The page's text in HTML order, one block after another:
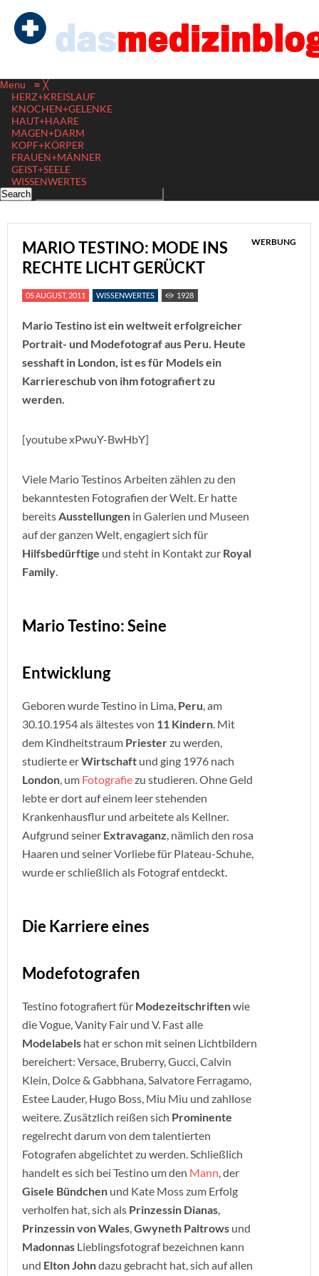
Menu ≡ ╳
HERZ+KREISLAUF
KNOCHEN+GELENKE
HAUT+HAARE
MAGEN+DARM
KOPF+KÖRPER
FRAUEN+MÄNNER
GEIST+SEELE
WISSENWERTES
MARIO TESTINO: MODE INS
RECHTE LICHT GERÜCKT
WERBUNG
05 AUGUST, 2011 WISSENWERTES 1928
Mario Testino ist ein weltweit erfolgreicher
Portrait- und Modefotograf aus Peru. Heute
sesshaft in London, ist es für Models ein
Karriereschub von ihm fotografiert zu
werden.
[youtube xPwuY-BwHbY]
Viele Mario Testinos Arbeiten zählen zu den
bekanntesten Fotografien der Welt. Er hatte
bereitsAusstellungen in Galerien und Museen
auf der ganzen Welt, engagiert sich für
Hilfsbedürftige und steht in Kontakt zur Royal
Family.
Mario Testino: Seine
Entwicklung
Geboren wurde Testino in Lima, Peru, am
30.10.1954 als ältestes von 11 Kindern. Mit
dem Kindheitstraum Priesterzu werden,
studierte erWirtschaft und ging 1976 nach
London, um Fotografiezu studieren. Ohne Geld
lebte er dort auf einem leer stehenden
Krankenhausflur und arbeitete als Kellner.
Aufgrund seiner Extravaganz, nämlich den rosa
Haaren und seiner Vorliebe für Plateau-Schuhe,
wurde er schließlich als Fotograf entdeckt.
Die Karriere eines
Modefotografen
Testino fotografiert für Modezeitschriftenwie
die Vogue, Vanity Fair und V. Fast alle
Modelabels hat er schon mit seinen Lichtbildern
bereichert: Versace, Bruberry, Gucci, Calvin
Klein, Dolce & Gabbhana, Salvatore Ferragamo,
Estee Lauder, Hugo Boss, Miu Miu und zahllose
weitere. Zusätzlich reißen sich Prominente
regelrecht darum von dem talentierten
Fotografen abgelichtet zu werden. Schließlich
handelt es sich bei Testino um den Mann, der
Gisele Bündchen und Kate Moss zum Erfolg
verholfen hat, sich als Prinzessin Dianas,
Prinzessin von Wales,Gwyneth Paltrows und
Madonnas Lieblingsfotograf bezeichnen kann
und Elton Johndazu gebracht hat, sich auf allen